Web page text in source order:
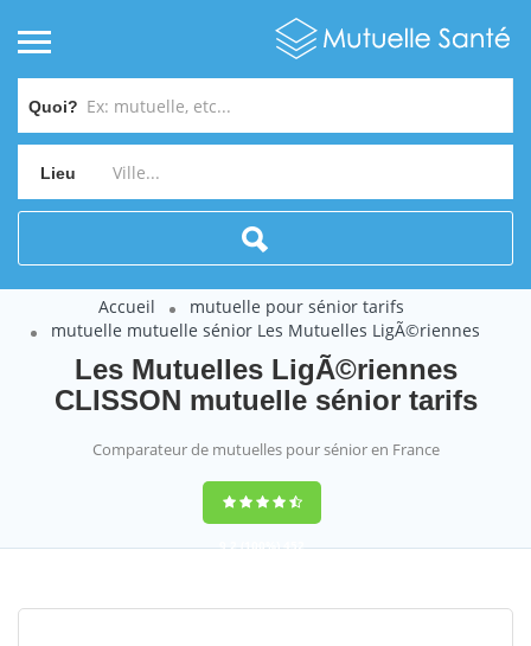
Quoi?
Lieu
Accueil
mutuelle pour sénior tarifs
mutuelle mutuelle sénior Les Mutuelles LigÃ©riennes
Les Mutuelles LigÃ©riennes
CLISSON mutuelle sénior tarifs
Comparateur de mutuelles pour sénior en France
9,2(100%)452